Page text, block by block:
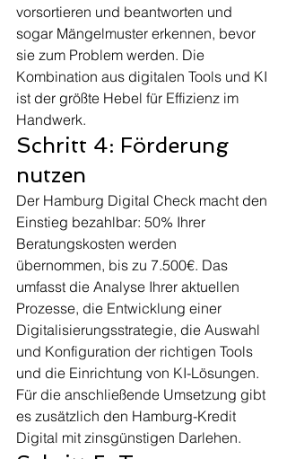
vorsortieren und beantworten und
sogar Mängelmuster erkennen, bevor
sie zum Problem werden. Die
Kombination aus digitalen Tools und KI
ist der größte Hebel für Effizienz im
Handwerk.
Schritt 4: Förderung
nutzen
Der Hamburg Digital Check macht den
Einstieg bezahlbar: 50% Ihrer
Beratungskosten werden
übernommen, bis zu 7.500€. Das
umfasst die Analyse Ihrer aktuellen
Prozesse, die Entwicklung einer
Digitalisierungsstrategie, die Auswahl
und Konfiguration der richtigen Tools
und die Einrichtung von KI-Lösungen.
Für die anschließende Umsetzung gibt
es zusätzlich den Hamburg-Kredit
Digital mit zinsgünstigen Darlehen.